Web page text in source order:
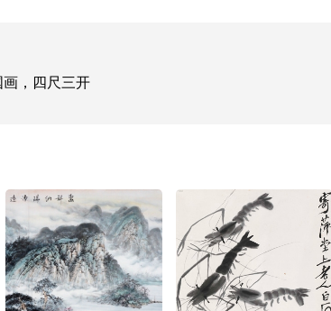
，四尺三开